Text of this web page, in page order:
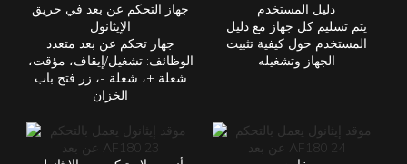
جهاز التحكم عن بعد في حريق
الإيثانول
جهاز تحكم عن بعد متعدد
الوظائف: تشغيل/إيقاف، مؤقت،
شعلة +، شعلة -، زر فتح باب
الخزان
دليل المستخدم
يتم تسليم كل جهاز مع دليل
المستخدم حول كيفية تثبيت
الجهاز وتشغيله